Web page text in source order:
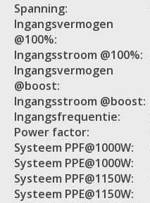
Spanning:
Ingangsvermogen
@100%:
Ingangsstroom @100%:
Ingangsvermogen
@boost:
Ingangsstroom @boost:
Ingangsfrequentie:
Power factor:
Systeem PPF@1000W:
Systeem PPE@1000W:
Systeem PPF@1150W:
Systeem PPE@1150W: